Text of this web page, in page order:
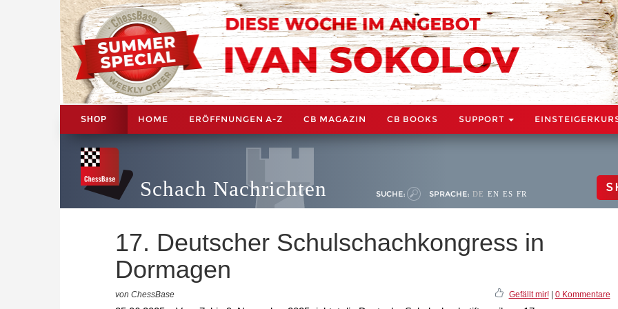
SHOP HOME ERÖFFNUNGEN A-Z CB MAGAZIN CB BOOKS SUPPORT
Schach Nachrichten SUCHE: SPRACHE: DE EN ES FR
17. Deutscher Schulschachkongress in
Dormagen
von ChessBase Gefällt mir!| 0 Kommentare